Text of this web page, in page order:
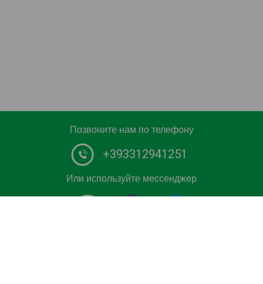
Позвоните нам по телефону
+393312941251
Или используйте мессенджер